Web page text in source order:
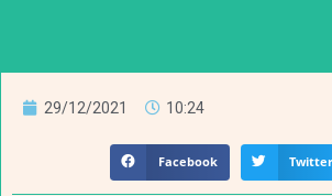
29/12/2021 10:24
Facebook Twitter